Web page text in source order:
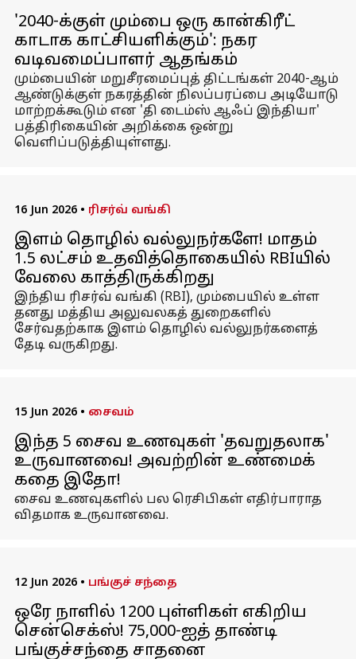
'2040-க்குள் மும்பை ஒரு கான்கிரீட்
காடாக காட்சியளிக்கும்': நகர
வடிவமைப்பாளர் ஆதங்கம்
மும்பையின் மறுசீரமைப்புத் திட்டங்கள் 2040-ஆம்
ஆண்டுக்குள் நகரத்தின் நிலப்பரப்பை அடியோடு
மாற்றக்கூடும் என 'தி டைம்ஸ் ஆஃப் இந்தியா'
பத்திரிகையின் அறிக்கை ஒன்று
வெளிப்படுத்தியுள்ளது.
16 Jun 2026 • ரிசர்வ் வங்கி
இளம் தொழில் வல்லுநர்களே! மாதம்
₹1.5 லட்சம் உதவித்தொகையில் RBIயில்
வேலை காத்திருக்கிறது
இந்திய ரிசர்வ் வங்கி (RBI), மும்பையில் உள்ள
தனது மத்திய அலுவலகத் துறைகளில்
சேர்வதற்காக இளம் தொழில் வல்லுநர்களைத்
தேடி வருகிறது.
15 Jun 2026 • சைவம்
இந்த 5 சைவ உணவுகள் 'தவறுதலாக'
உருவானவை! அவற்றின் உண்மைக்
கதை இதோ!
சைவ உணவுகளில் பல ரெசிபிகள் எதிர்பாராத
விதமாக உருவானவை.
12 Jun 2026 • பங்குச் சந்தை
ஒரே நாளில் 1200 புள்ளிகள் எகிறிய
சென்செக்ஸ்! 75,000-ஐத் தாண்டி
பங்குச்சந்தை சாதனை